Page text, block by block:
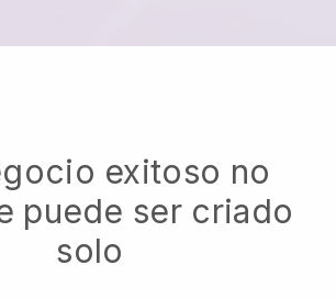
exitoso no
puede ser criado
solo